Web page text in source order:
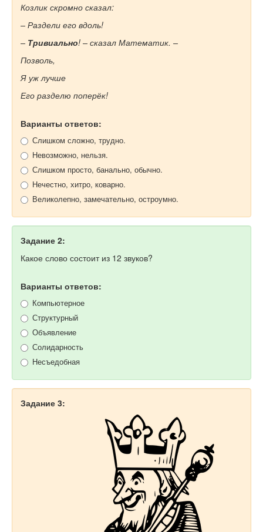
Козлик скромно сказал:
– Раздели его вдоль!
– Тривиально! – сказал Математик. –
Позволь,
Я уж лучше
Его разделю поперёк!
Варианты ответов:
Слишком сложно, трудно.
Невозможно, нельзя.
Слишком просто, банально, обычно.
Нечестно, хитро, коварно.
Великолепно, замечательно, остроумно.
Задание 2:
Какое слово состоит из 12 звуков?
Варианты ответов:
Компьютерное
Структурный
Объявление
Солидарность
Несъедобная
Задание 3: